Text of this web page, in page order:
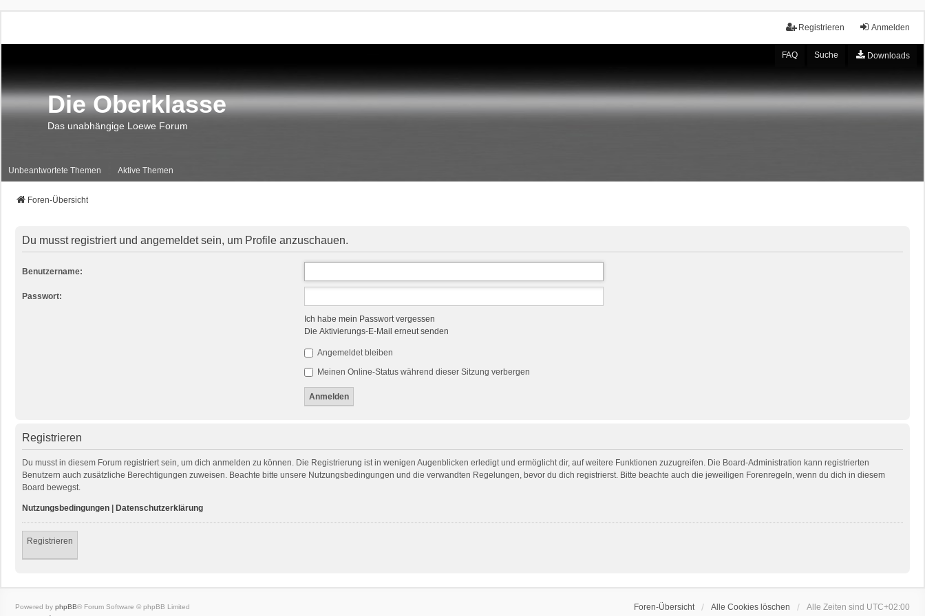
Anmelden
Registrieren
FAQ Suche Downloads
Die Oberklasse
Das unabhängige Loewe Forum
Unbeantwortete Themen Aktive Themen
Foren-Übersicht
Du musst registriert und angemeldet sein, um Profile anzuschauen.
Benutzername:
Passwort:
Ich habe mein Passwort vergessen
Die Aktivierungs-E-Mail erneut senden
Angemeldet bleiben
Meinen Online-Status während dieser Sitzung verbergen
Registrieren
Du musst in diesem Forum registriert sein, um dich anmelden zu können. Die Registrierung ist in wenigen Augenblicken erledigt und ermöglicht dir, auf weitere Funktionen zuzugreifen. Die Board-Administration kann registrierten
Benutzern auch zusätzliche Berechtigungen zuweisen. Beachte bitte unsere Nutzungsbedingungen und die verwandten Regelungen, bevor du dich registrierst. Bitte beachte auch die jeweiligen Forenregeln, wenn du dich in diesem
Board bewegst.
Nutzungsbedingungen Datenschutzerklärung
Registrieren
Foren-Übersicht Alle Cookies löschen Alle Zeiten sind UTC+02:00
Powered by phpBB® Forum Software © phpBB Limited